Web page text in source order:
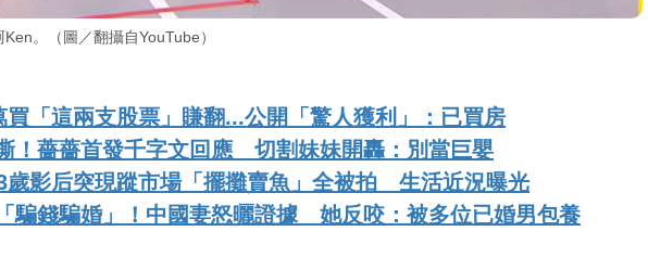
。（圖／翻攝自YouTube）
買「這兩支股票」賺翻...公開「驚人獲利」：已買房
！薔薔首發千字文回應 切割妹妹開轟：別當巨嬰
歲影后突現蹤市場「擺攤賣魚」全被拍 生活近況曝光
騙錢騙婚」！中國妻怒曬證據 她反咬：被多位已婚男包養